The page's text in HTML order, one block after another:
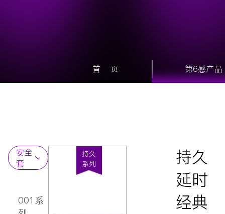
首 页 第6感产品
安全
套
具
001系
持久
系列
持久
延时
经典